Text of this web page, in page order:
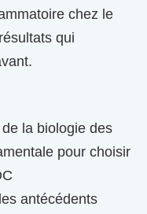
chez le
qui
la biologie des
pour choisir
antécédents